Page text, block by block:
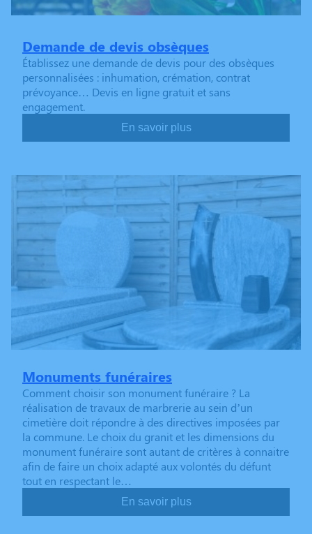
Demande de devis obsèques
Établissez une demande de devis pour des obsèques
personnalisées : inhumation, crémation, contrat
prévoyance… Devis en ligne gratuit et sans
engagement.
En savoir plus
Monuments funéraires
Comment choisir son monument funéraire ? La
réalisation de travaux de marbrerie au sein d’un
cimetière doit répondre à des directives imposées par
la commune. Le choix du granit et les dimensions du
monument funéraire sont autant de critères à connaitre
afin de faire un choix adapté aux volontés du défunt
tout en respectant le…
En savoir plus